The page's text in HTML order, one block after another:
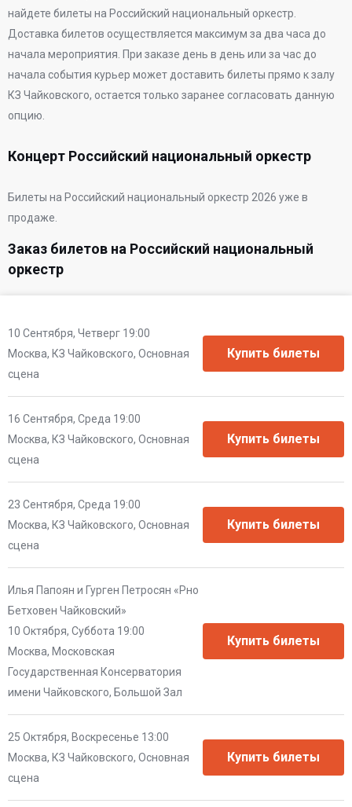
найдете билеты на Российский национальный оркестр.
Доставка билетов осуществляется максимум за два часа до
начала мероприятия. При заказе день в день или за час до
начала события курьер может доставить билеты прямо к залу
КЗ Чайковского, остается только заранее согласовать данную
опцию.
Концерт Российский национальный оркестр
Билеты на Российский национальный оркестр 2026 уже в
продаже.
Заказ билетов на Российский национальный
оркестр
10 Сентября, Четверг 19:00
Москва, КЗ Чайковского, Основная
сцена
16 Сентября, Среда 19:00
Москва, КЗ Чайковского, Основная
сцена
23 Сентября, Среда 19:00
Москва, КЗ Чайковского, Основная
сцена
Илья Папоян и Гурген Петросян «Рно
Бетховен Чайковский»
10 Октября, Суббота 19:00
Москва, Московская
Государственная Консерватория
имени Чайковского, Большой Зал
25 Октября, Воскресенье 13:00
Москва, КЗ Чайковского, Основная
сцена